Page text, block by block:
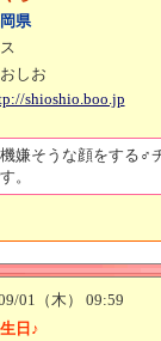
県
しお
shioshio.boo.jp
嫌そうな顔をする♂
。
01（木） 09:59
日♪